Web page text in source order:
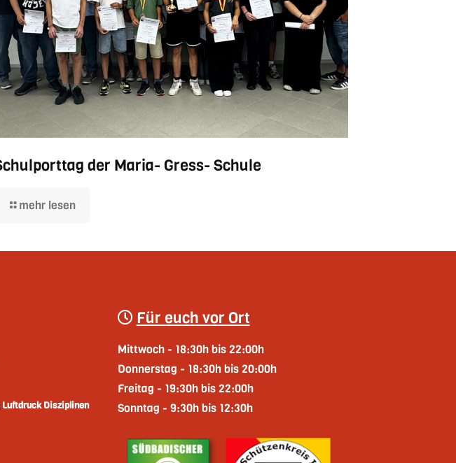
der Maria- Gress- Schule
mehr lesen
Disziplinen
Für euch vor Ort
Mittwoch - 18:30h bis 22:00h
Donnerstag - 18:30h bis 20:00h
Freitag - 19:30h bis 22:00h
Sonntag - 9:30h bis 12:30h